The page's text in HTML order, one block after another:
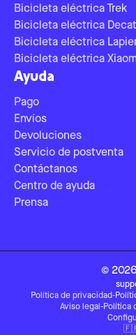
Bicicleta eléctrica Trek
Bicicleta eléctrica
Bicicleta eléctrica
Bicicleta eléctrica
Ayuda
Pago
Envíos
Devoluciones
Servicio de postventa
Contáctanos
Centro de ayuda
Prensa
© 2026
Política de privacidad-
Aviso legal -Política